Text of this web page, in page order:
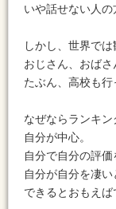
いや話せない人の
しかし、世界で
おじさん、おばさ
たぶん、高校も行
なぜならランキン
自分が中心。
自分で自分の評価
自分が自分を凄い
できるとおもえば